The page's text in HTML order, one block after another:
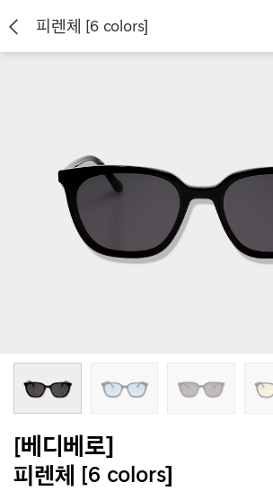
피렌체 [6 colors]
[베디베로]
피렌체 [6 colors]